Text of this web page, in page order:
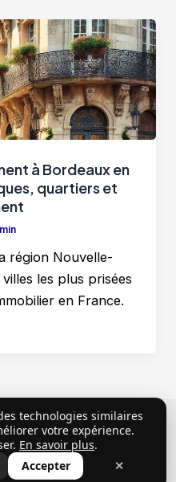
à Bordeaux en
quartiers et
région Nouvelle-
les plus prisées
en France.
|Politique de
d’Utilisation
légales
technologies similaires
votre expérience.
En savoir plus.
Accepter ✕